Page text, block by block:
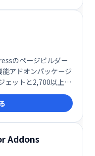
の収益まで対応、無
料メンバーを利用で
のページビルダー
アドオンパッケージ
ェットと2,700以上の
ョンを備えた、まさ
イン支援ツールで
実用性に富んだ豊富
から上級者まで、あ
的に効率化してくれ
Addons